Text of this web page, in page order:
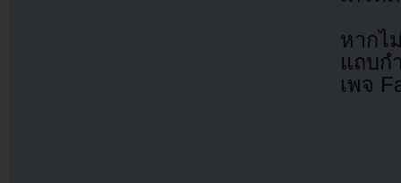
หากไ
แถบก
เพจ